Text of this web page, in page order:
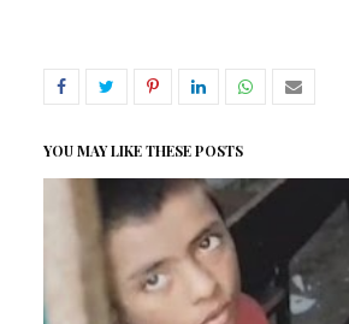
YOU MAY LIKE THESE POSTS